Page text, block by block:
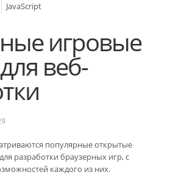
JavaScript
игровые
веб-
популярные открытые
разработки браузерных игр, с
каждого из них.